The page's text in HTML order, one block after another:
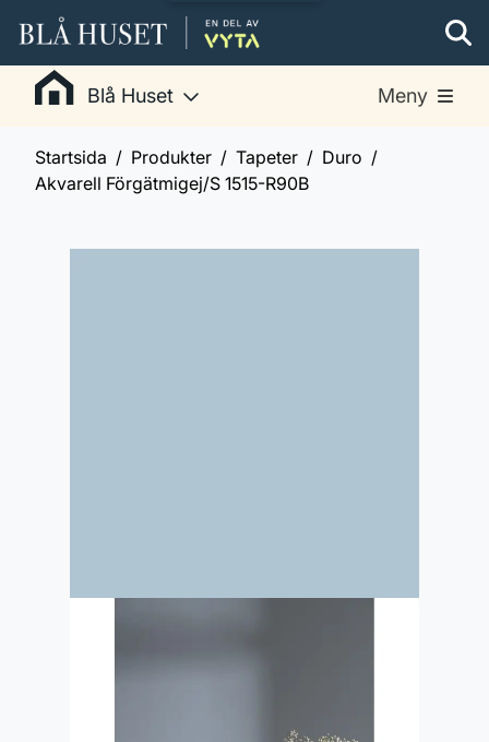
Blå Huset Meny
Startsida Produkter Tapeter
Duro
Akvarell Förgätmigej/S 1515-R90B